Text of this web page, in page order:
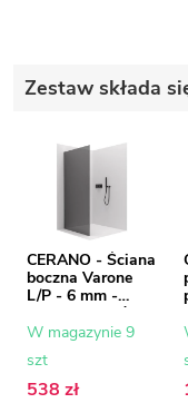
Zestaw składa
CERANO - Ściana
boczna Varone
L/P - 6 mm -
matowa czerń,
szkło grafitowe -
W magazynie 9
szt
538 zł